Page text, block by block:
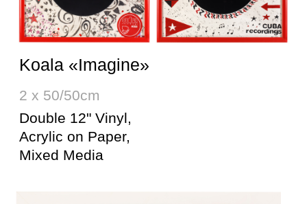
CD Album, Acrylic on
Paper, Mixed Media